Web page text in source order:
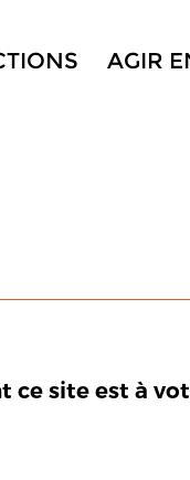
AGIR
site est à